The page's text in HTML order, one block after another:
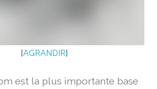
[AGRANDIR]
est la plus importante base